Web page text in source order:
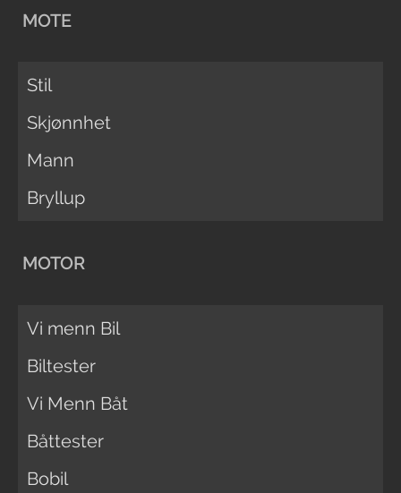
MOTE
Stil
Skjønnhet
Mann
Bryllup
MOTOR
Vi menn Bil
Biltester
Vi Menn Båt
Båttester
Bobil